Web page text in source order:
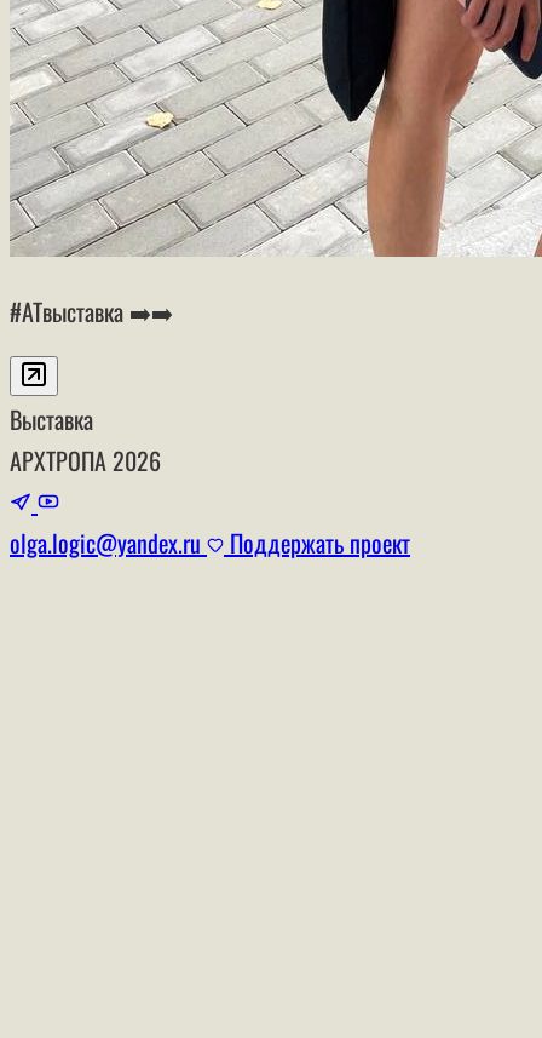
#АТвыставка ➡️➡️
Выставка
АРХТРОПА 2026
olga.logic@yandex.ru Поддержать проект